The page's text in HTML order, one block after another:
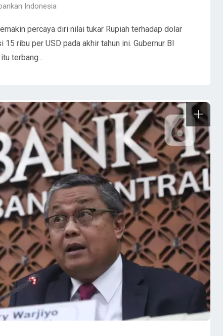
Indonesia
percaya diri nilai tukar Rupiah terhadap dolar
ribu per USD pada akhir tahun ini. Gubernur BI
terbang...